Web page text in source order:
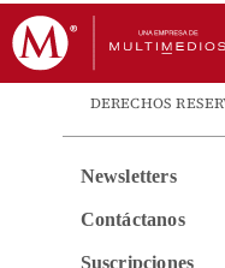
DERECHOS
Newsletters
Contáctanos
Suscripciones